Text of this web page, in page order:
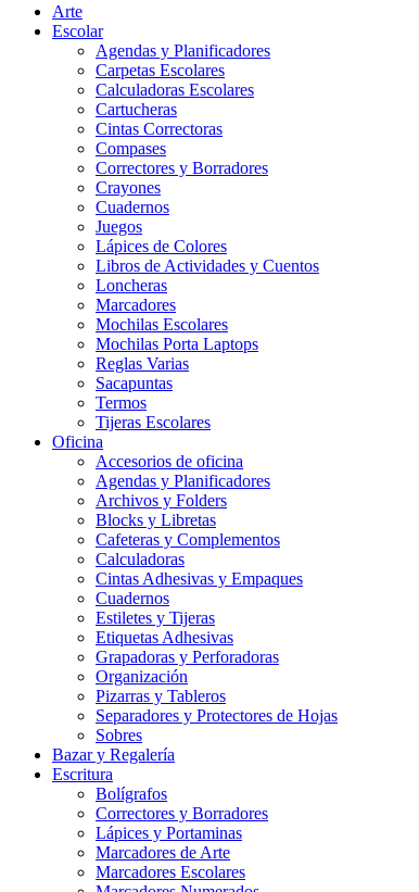
Arte
Escolar
Agendas y Planificadores
Carpetas Escolares
Calculadoras Escolares
Cartucheras
Cintas Correctoras
Compases
Correctores y Borradores
Crayones
Cuadernos
Juegos
Lápices de Colores
Libros de Actividades y Cuentos
Loncheras
Marcadores
Mochilas Escolares
Mochilas Porta Laptops
Reglas Varias
Sacapuntas
Termos
Tijeras Escolares
Oficina
Accesorios de oficina
Agendas y Planificadores
Archivos y Folders
Blocks y Libretas
Cafeteras y Complementos
Calculadoras
Cintas Adhesivas y Empaques
Cuadernos
Estiletes y Tijeras
Etiquetas Adhesivas
Grapadoras y Perforadoras
Organización
Pizarras y Tableros
Separadores y Protectores de Hojas
Sobres
Bazar y Regalería
Escritura
Bolígrafos
Correctores y Borradores
Lápices y Portaminas
Marcadores de Arte
Marcadores Escolares